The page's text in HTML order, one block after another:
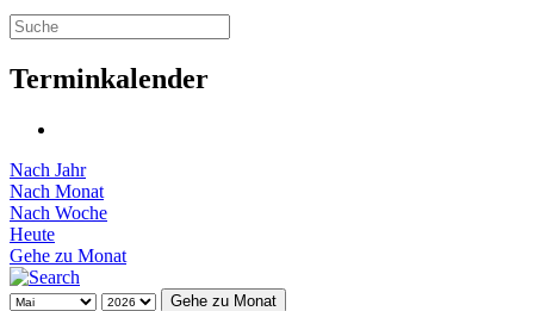
Terminkalender
Nach Jahr
Nach Monat
Nach Woche
Heute
Gehe zu Monat
Gehe zu Monat